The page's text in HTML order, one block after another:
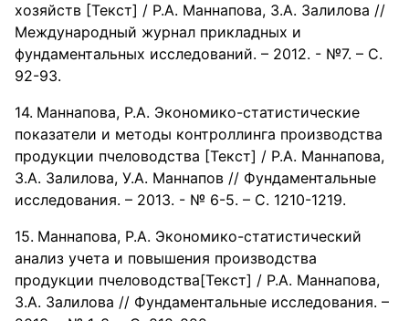
хозяйств [Текст] / Р.А. Маннапова, З.А. Залилова //
Международный журнал прикладных и
фундаментальных исследований. – 2012. - №7. – С.
92-93.
Маннапова, Р.А. Экономико-статистические
показатели и методы контроллинга производства
продукции пчеловодства [Текст] / Р.А. Маннапова,
З.А. Залилова, У.А. Маннапов // Фундаментальные
исследования. – 2013. - № 6-5. – С. 1210-1219.
Маннапова, Р.А. Экономико-статистический
анализ учета и повышения производства
продукции пчеловодства[Текст] / Р.А. Маннапова,
З.А. Залилова // Фундаментальные исследования. –